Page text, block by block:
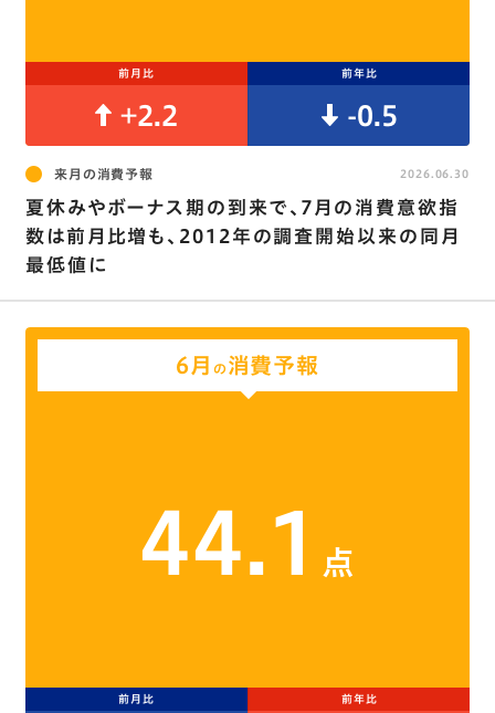
前月比 前年比
+2.2 -0.5
来月の消費予報
夏休みやボーナス期の到来で､7月の消費意欲指
数は前月比増も、2012年の調査開始以来の同月
最低値に
2026.06.30
6月 の消費予報
44.1 点
前月比 前年比